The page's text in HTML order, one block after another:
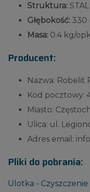
Struktura:
Głębokość: 330
Masa: 0.4 kg/
Producent:
Nazwa: Robelit
Kod pocztowy:
Miasto:
Ulica: ul.
Adres email:
Pliki do pobrania:
Ulotka -